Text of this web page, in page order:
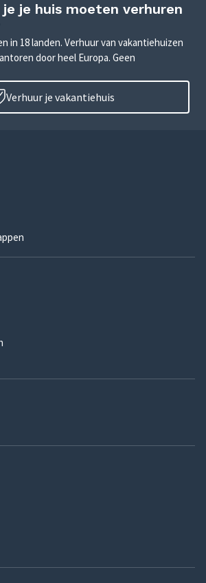
je huis moeten verhuren
in 18 landen. Verhuur van vakantiehuizen
door heel Europa. Geen
Verhuur je vakantiehuis